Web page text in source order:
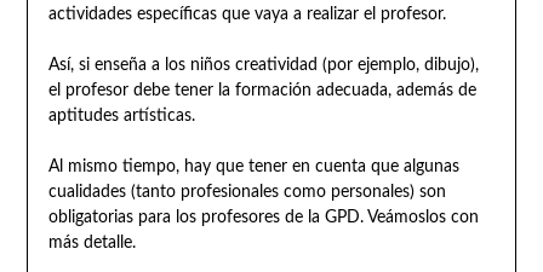
actividades específicas que vaya a realizar el profesor.
Así, si enseña a los niños creatividad (por ejemplo, dibujo),
el profesor debe tener la formación adecuada, además de
aptitudes artísticas.
Al mismo tiempo, hay que tener en cuenta que algunas
cualidades (tanto profesionales como personales) son
obligatorias para los profesores de la GPD. Veámoslos con
más detalle.